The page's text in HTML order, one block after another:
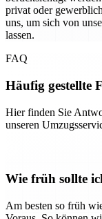
privat oder
uns, um sich von
lassen.
FAQ
Häufig gestellte
Hier finden Sie
unseren
Wie früh sollte
Am besten so früh